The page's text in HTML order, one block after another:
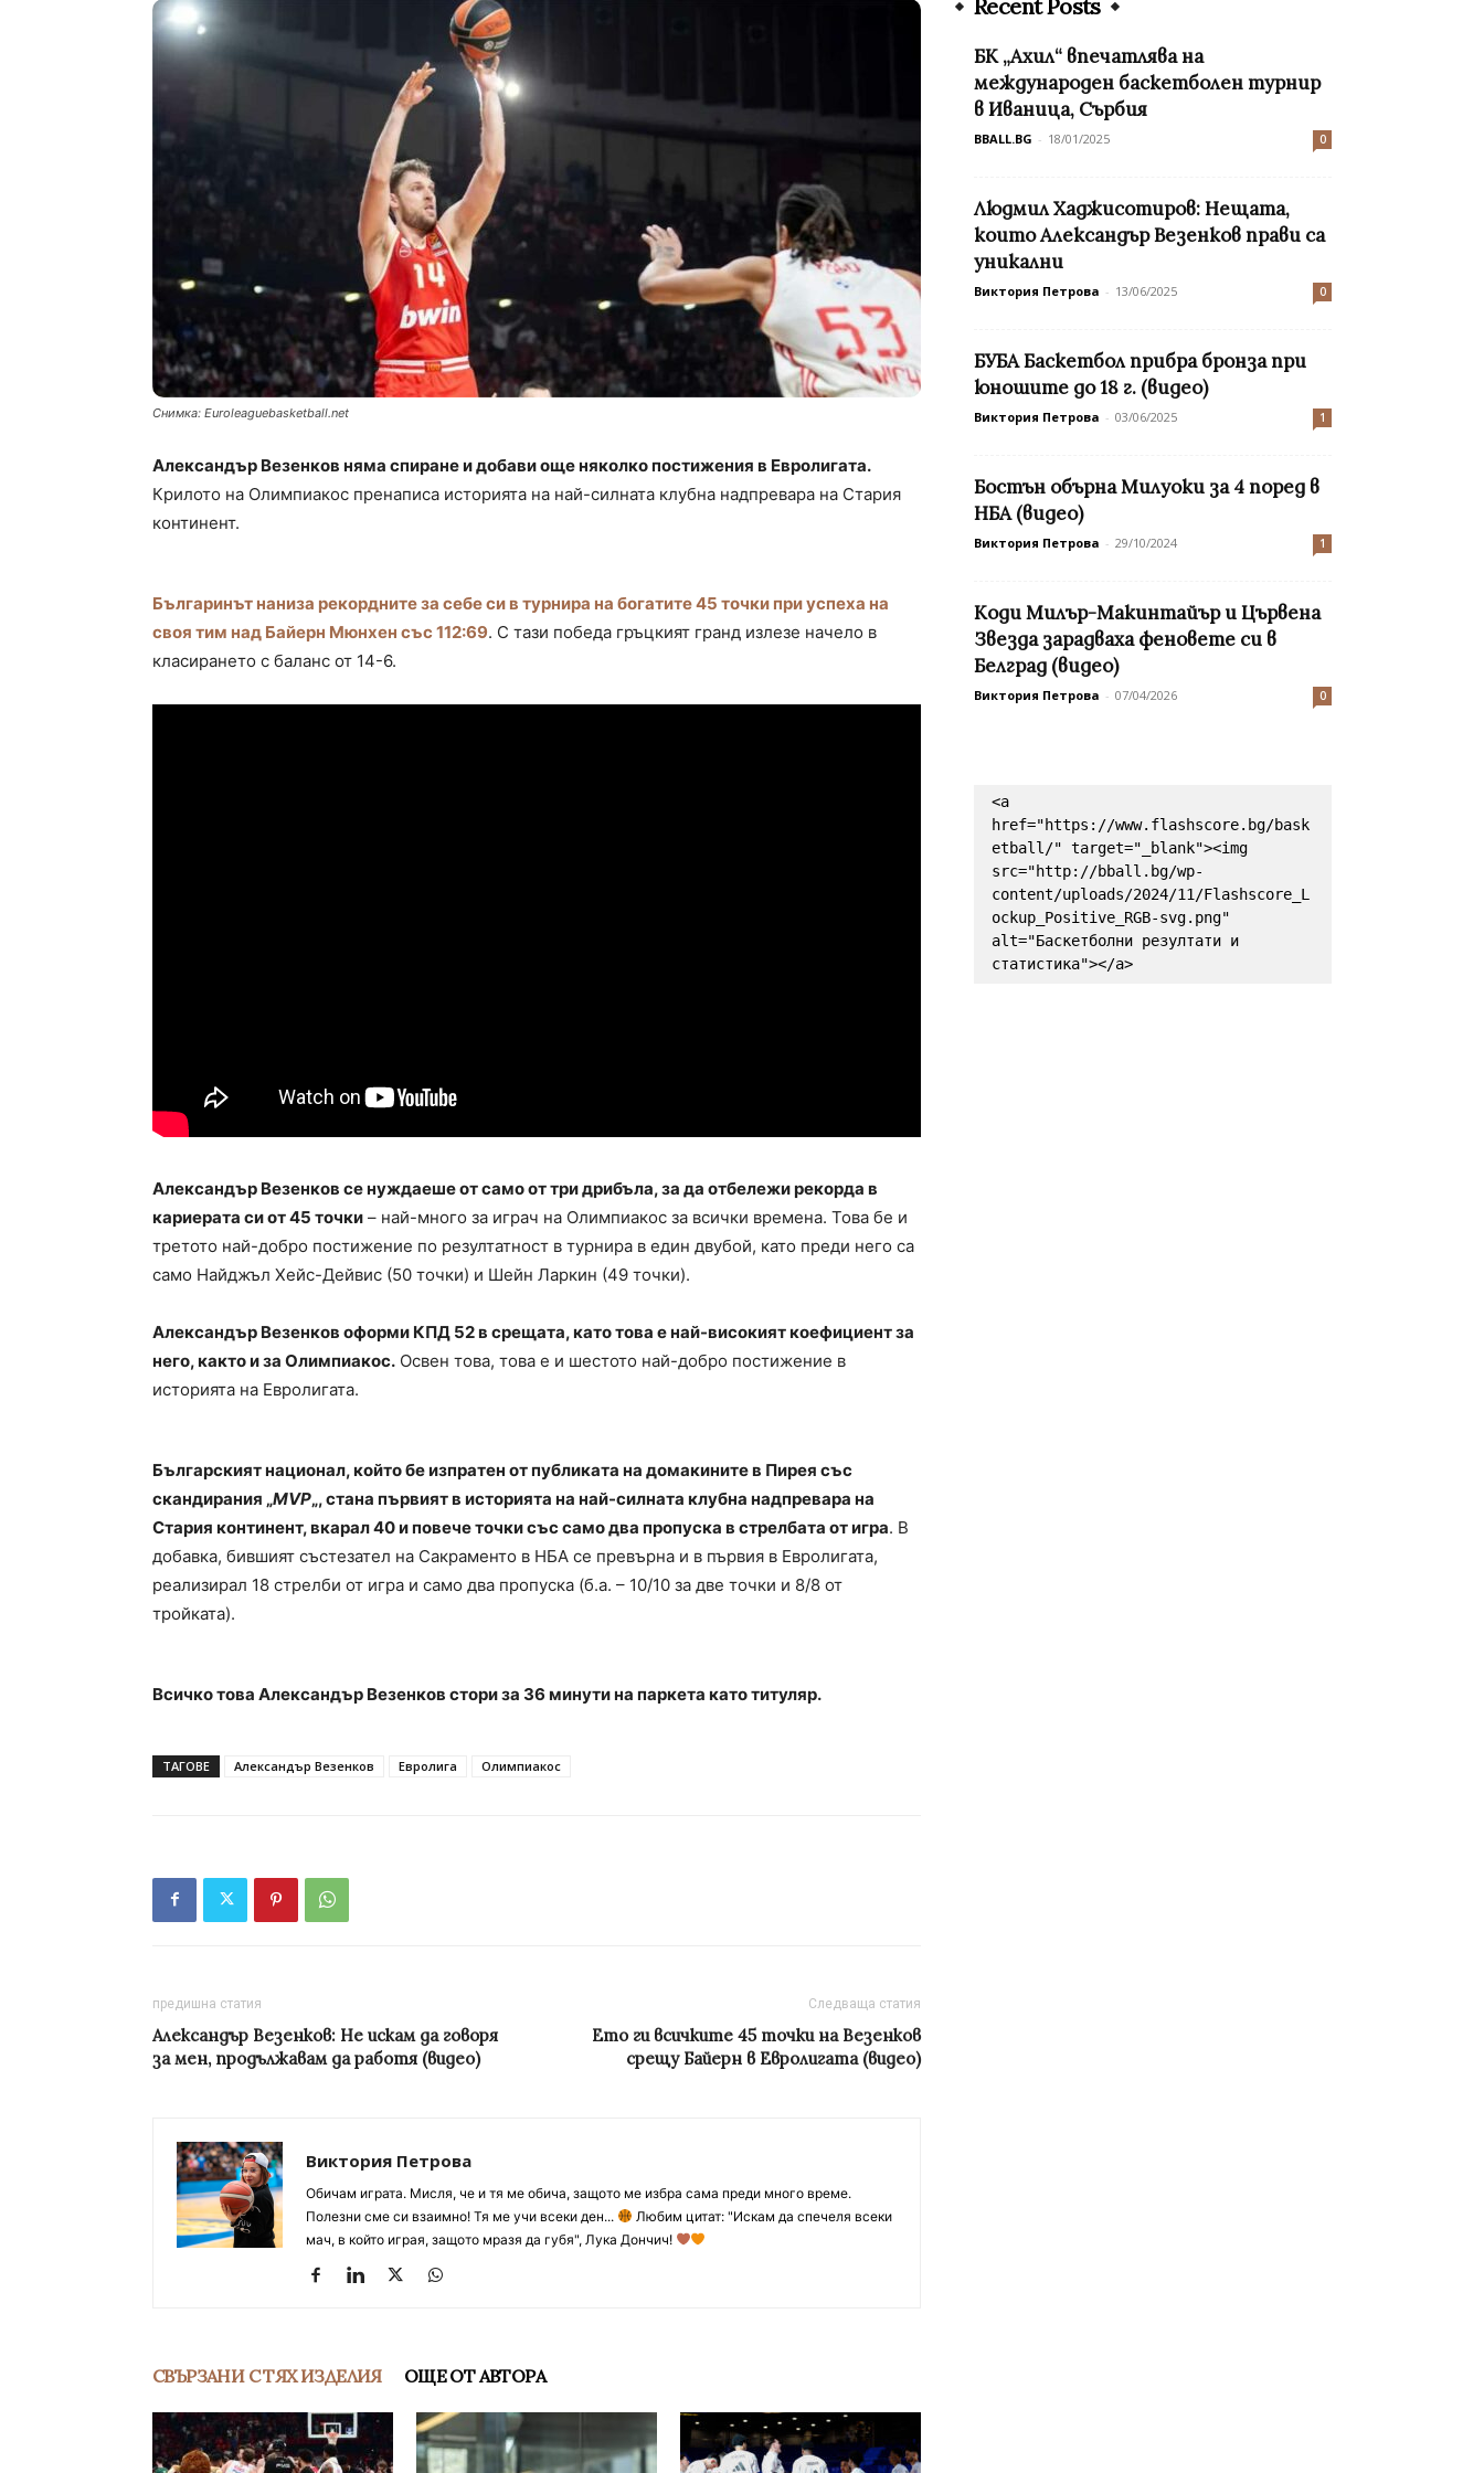
Снимка: Еuroleaguebasketball.net
Александър Везенков няма спиране и добави още няколко постижения в Евролигата.
Крилото на Олимпиакос пренаписа историята на най-силната клубна надпревара на Стария
континент.
Българинът наниза рекордните за себе си в турнира на богатите 45 точки при успеха на
своя тим над Байерн Мюнхен със 112:69. С тази победа гръцкият гранд излезе начело в
класирането с баланс от 14-6.
Aлександър Везенков се нуждаеше от само от три дрибъла, за да отбележи рекорда в
кариерата си от 45 точки – най-много за играч на Олимпиакос за всички времена. Това бе и
третото най-добро постижение по резултатност в турнира в един двубой, като преди него са
само Найджъл Хейс-Дейвис (50 точки) и Шейн Ларкин (49 точки).
Александър Везенков оформи КПД 52 в срещата, като това е най-високият коефициент за
него, както и за Олимпиакос. Освен това, това е и шестото най-добро постижение в
историята на Евролигата.
Българският национал, който бе изпратен от публиката на домакините в Пирея със
скандирания „MVP„, стана първият в историята на най-силната клубна надпревара на
Стария континент, вкарал 40 и повече точки със само два пропуска в стрелбата от игра. В
добавка, бившият състезател на Сакраменто в НБА се превърна и в първия в Евролигата,
реализирал 18 стрелби от игра и само два пропуска (б.а. – 10/10 за две точки и 8/8 от
тройката).
Всичко това Александър Везенков стори за 36 минути на паркета като титуляр.
ТАГОВЕ Александър Везенков Евролига Олимпиакос
предишна статия
Александър Везенков: Не искам да говоря
за мен, продължавам да работя (видео)
Следваща статия
Ето ги всичките 45 точки на Везенков
срещу Байерн в Евролигата (видео)
Виктория Петрова
Обичам играта. Мисля, че и тя ме обича, защото ме избра сама преди много време.
Полезни сме си взаимно! Тя ме учи всеки ден...
Любим цитат: "Искам да спечеля всеки
мач, в който играя, защото мразя да губя", Лука Дончич!
СВЪРЗАНИ С ТЯХ ИЗДЕЛИЯ ОЩЕ ОТ АВТОРА
Recent Posts
БК „Ахил“ впечатлява на
международен баскетболен турнир
в Иваница, Сърбия
BBALL.BG - 18/01/2025 0
Людмил Хаджисотиров: Нещата,
които Александър Везенков прави са
уникални
Виктория Петрова - 13/06/2025 0
БУБА Баскетбол прибра бронза при
юношите до 18 г. (видео)
Виктория Петрова - 03/06/2025 1
Бостън обърна Милуоки за 4 поред в
НБА (видео)
Виктория Петрова - 29/10/2024 1
Коди Милър-Макинтайър и Цървена
Звезда зарадваха феновете си в
Белград (видео)
Виктория Петрова - 07/04/2026 0
<a
href="https://www.flashscore.bg/bask
etball/" target="_blank"><img
src="http://bball.bg/wp-
content/uploads/2024/11/Flashscore_L
ockup_Positive_RGB-svg.png"
alt="Баскетболни резултати и
статистика"></a>